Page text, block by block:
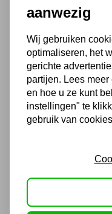
50
aanwezig
Wij gebruiken
optimaliseren, het
gerichte
partijen. Lees
en hoe u ze kunt
instellingen" te
gebruik van